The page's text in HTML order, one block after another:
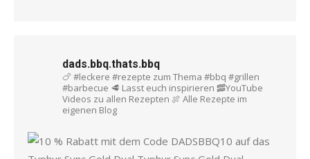
dads.bbq.thats.bbq
🍗 #leckere #rezepte zum Thema #bbq #grillen
#barbecue 🥩 Lasst euch inspirieren 🥓YouTube
Videos zu allen Rezepten 🍖 Alle Rezepte im
eigenen Blog